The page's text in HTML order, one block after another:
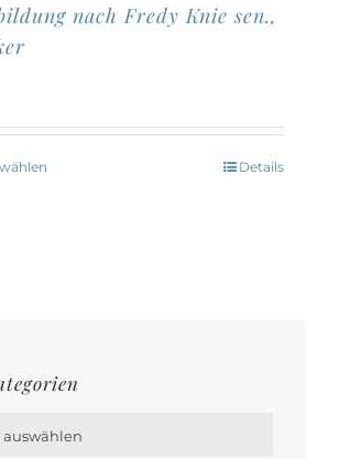
nach Fredy Knie sen.,
können
Details